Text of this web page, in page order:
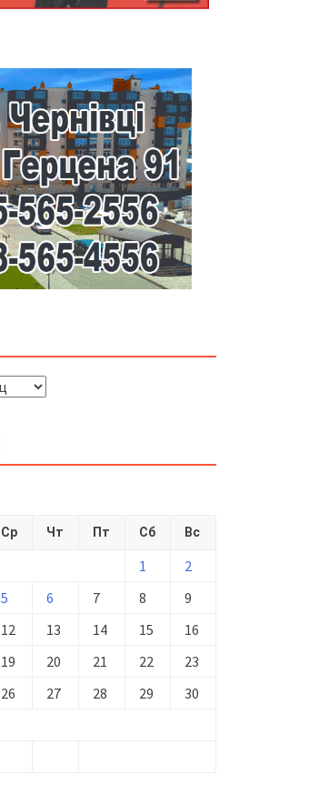
Ср Чт Пт Сб Вс
1
2
5 6 7 8
9
12 13 14 15
16
19 20 21 22
23
26 27 28 29
30